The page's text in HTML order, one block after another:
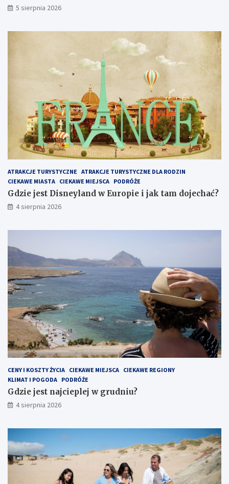
5 sierpnia 2026
ATRAKCJE TURYSTYCZNE ATRAKCJE TURYSTYCZNE DLA RODZIN
CIEKAWE MIASTA CIEKAWE MIEJSCA PODRÓŻE
Gdzie jest Disneyland w Europie i jak tam dojechać?
4 sierpnia 2026
CENY I KOSZTY ŻYCIA CIEKAWE MIEJSCA CIEKAWE REGIONY
KLIMAT I POGODA PODRÓŻE
Gdzie jest najcieplej w grudniu?
4 sierpnia 2026